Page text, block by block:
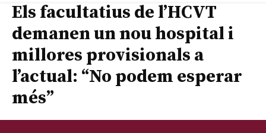
Els facultatius de l’HCVT
demanen un nou hospital i
millores provisionals a
l’actual: “No podem esperar
més”